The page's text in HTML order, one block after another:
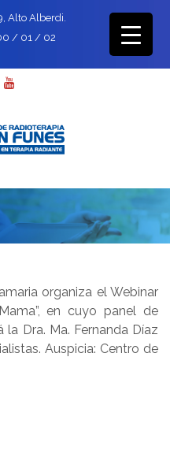
Alto Alberdi.
/ 01 / 02
Instagram
organiza el Webinar
en cuyo panel de
Dra. Ma. Fernanda Díaz
Auspicia: Centro de